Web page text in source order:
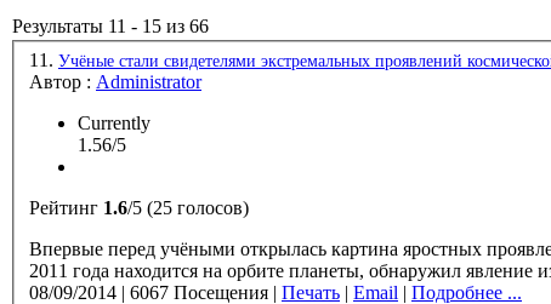
Результаты 11 - 15 из 66
11. Учёные стали свидетелями экстремальных проявлений
Автор : Administrator
Currently
1.56/5
Рейтинг 1.6/5 (25 голосов)
Впервые перед учёными открылась картина яростных проявлений
2011 года находится на орбите планеты, обнаружил явление
08/09/2014 | 6067 Посещения | Печать | Email | Подробнее ...